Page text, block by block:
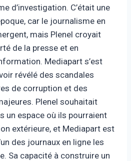
d’investigation. C’était une
car le journalisme en
mais Plenel croyait
de la presse et en
Mediapart s’est
révélé des scandales
de corruption et des
Plenel souhaitait
un espace où ils pourraient
extérieure, et Mediapart est
des journaux en ligne les
Sa capacité à construire un